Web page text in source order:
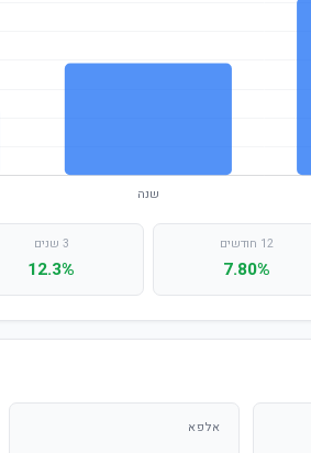
12 חודשים
7.80%
3 שנים
12.3%
אלפא